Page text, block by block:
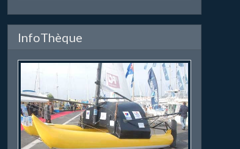
InfoThèque